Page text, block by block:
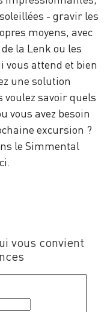
- gravir les
moyens, avec
la Lenk ou les
vous attend et bien
une solution
voulez savoir quels
vous avez besoin
excursion ?
le Simmental
vous convient